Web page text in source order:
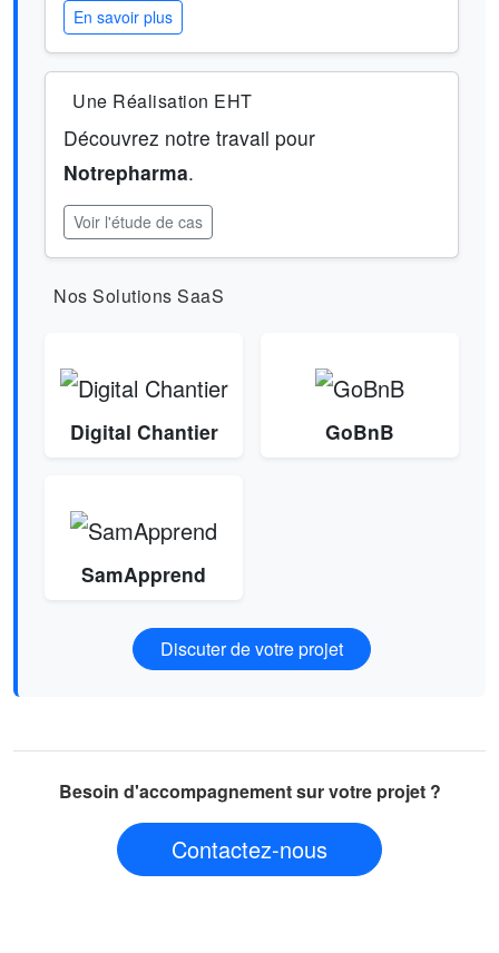
En savoir plus
Une Réalisation EHT
Découvrez notre travail pour
Notrepharma.
Voir l'étude de cas
Nos Solutions SaaS
Digital Chantier GoBnB
SamApprend
Discuter de votre projet
Besoin d'accompagnement sur votre projet ?
Contactez-nous